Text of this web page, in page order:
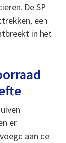
De SP
een
in het
er
aan de